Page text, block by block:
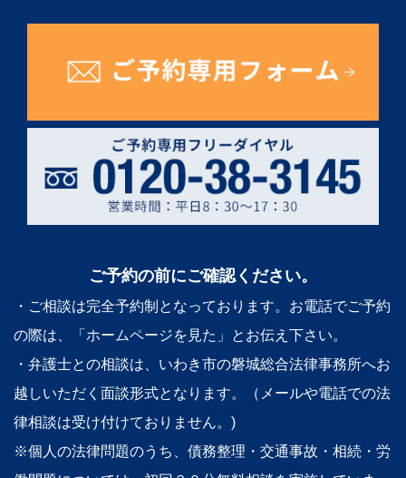
ご予約の前にご確認ください。
・ご相談は完全予約制となっております。お電話でご予約
の際は、「ホームページを見た」とお伝え下さい。
・弁護士との相談は、いわき市の磐城総合法律事務所へお
越しいただく面談形式となります。（メールや電話での法
律相談は受け付けておりません。)
※個人の法律問題のうち、債務整理・交通事故・相続・労